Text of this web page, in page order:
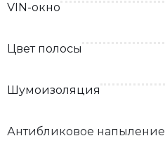
VIN-окно
Цвет полосы
Шумоизоляция
Антибликовое напыление